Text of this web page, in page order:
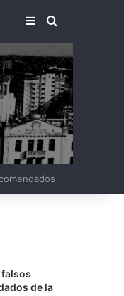
BARRA LATERAL
BUSCAR
falsos
de la